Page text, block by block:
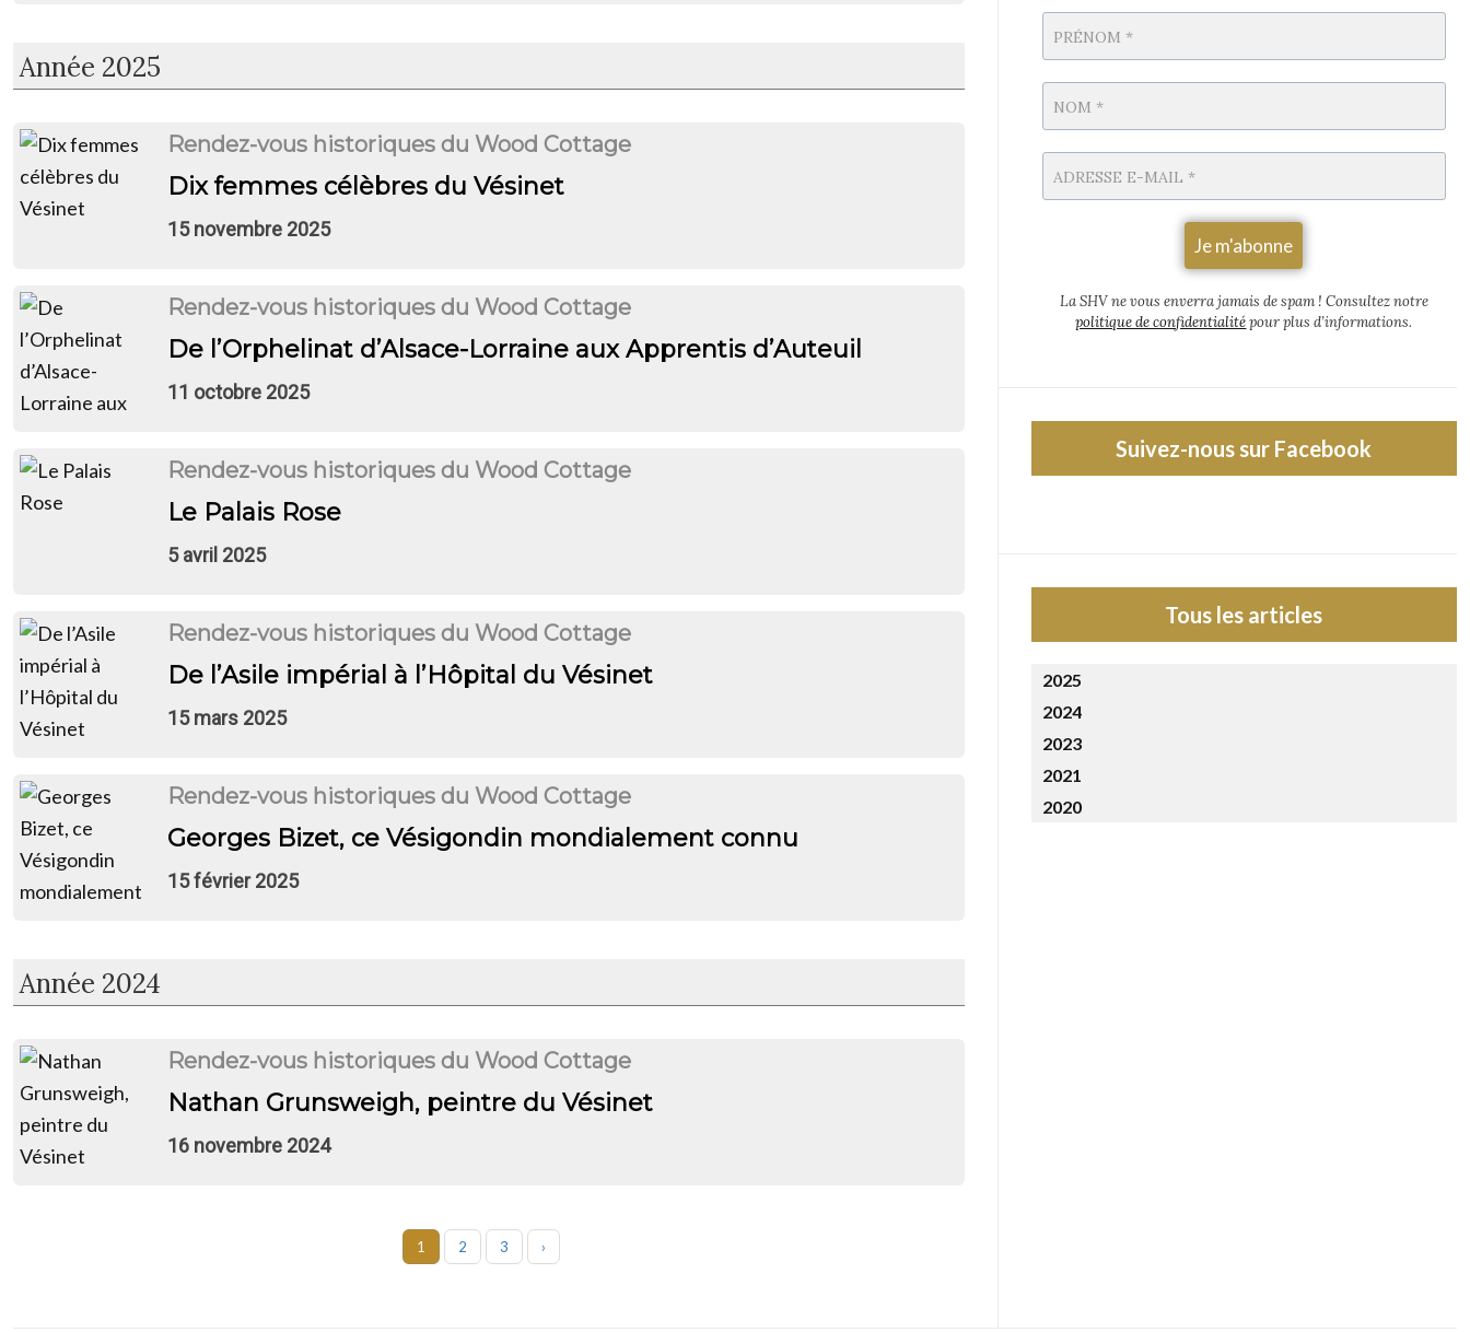
2025
Rendez-vous historiques du Wood Cottage
Dix femmes célèbres du Vésinet
15 novembre 2025
Rendez-vous historiques du Wood Cottage
De l’Orphelinat d’Alsace-Lorraine aux Apprentis d’Auteuil
11 octobre 2025
Rendez-vous historiques du Wood Cottage
Le Palais Rose
5 avril 2025
Rendez-vous historiques du Wood Cottage
De l’Asile impérial à l’Hôpital du Vésinet
15 mars 2025
Rendez-vous historiques du Wood Cottage
Georges Bizet, ce Vésigondin mondialement connu
15 février 2025
2024
Rendez-vous historiques du Wood Cottage
Nathan Grunsweigh, peintre du Vésinet
16 novembre 2024
1 2 3 ›
La SHV ne vous enverra jamais de spam ! Consultez notre
politique de confidentialitépour plus d’informations.
Suivez-nous sur Facebook
Tous les articles
2025
2024
2023
2021
2020